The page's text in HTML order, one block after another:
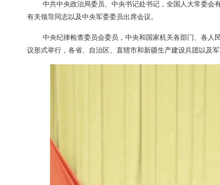
中共中央政治局委员、中央书记处书记，全国人大常委会
有关领导同志以及中央军委委员出席会议。
中央纪律检查委员会委员，中央和国家机关各部门、各人
议形式举行，各省、自治区、直辖市和新疆生产建设兵团以及